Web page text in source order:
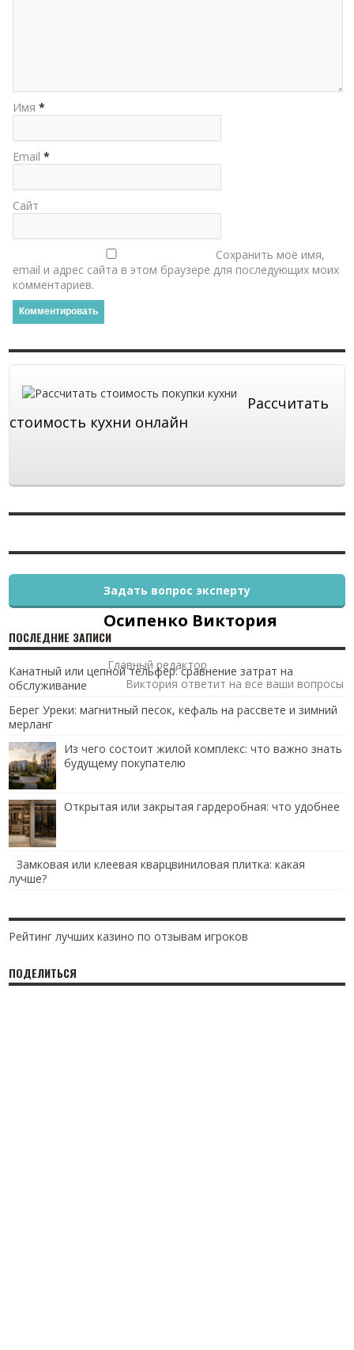
Имя *
Email *
Сайт
Сохранить моё имя,
email и адрес сайта в этом браузере для последующих моих
комментариев.
Рассчитать
стоимость кухни онлайн
Осипенко Виктория
Главный редактор
Виктория ответит на все ваши вопросы
Задать вопрос эксперту
ПОСЛЕДНИЕ ЗАПИСИ
Канатный или цепной тельфер: сравнение затрат на
обслуживание
Берег Уреки: магнитный песок, кефаль на рассвете и зимний
мерланг
Из чего состоит жилой комплекс: что важно знать
будущему покупателю
Открытая или закрытая гардеробная: что удобнее
Замковая или клеевая кварцвиниловая плитка: какая
лучше?
Рейтинг лучших казино по отзывам игроков
ПОДЕЛИТЬСЯ